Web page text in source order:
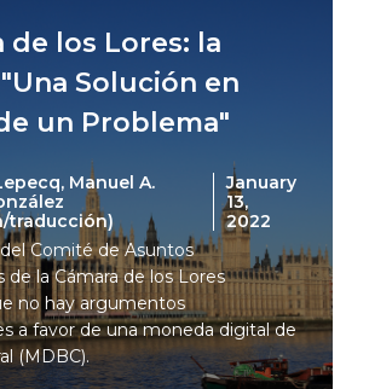
de los Lores: la
Solución en
un Problema"
Manuel A.
traducción)
January
13,
2022
Comité de Asuntos
de la Cámara de los Lores
no hay argumentos
a favor de una moneda digital de
(MDBC).